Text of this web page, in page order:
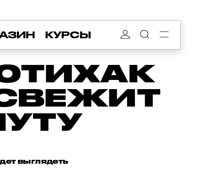
КУРСЫ
выглядеть